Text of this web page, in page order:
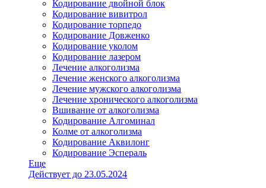
Кодирование двойной блок
Кодирование вивитрол
Кодирование торпедо
Кодирование Довженко
Кодирование уколом
Кодирование лазером
Лечение алкоголизма
Лечение женского алкоголизма
Лечение мужского алкоголизма
Лечение хронического алкоголизма
Вшивание от алкоголизма
Кодирование Алгоминал
Колме от алкоголизма
Кодирование Аквилонг
Кодирование Эспераль
Еще
Действует до 23.05.2024